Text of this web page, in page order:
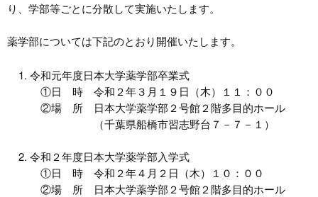
り、学部等ごとに分散して実施いたします。
薬学部については下記のとおり開催いたします。
令和元年度日本大学薬学部卒業式
①日 時 令和２年３月１９日（木）１１：００
②場 所 日本大学薬学部２号館２階多目的ホール
（千葉県船橋市習志野台７－７－１）
令和２年度日本大学薬学部入学式
①日 時 令和２年４月２日（木）１０：００
②場 所 日本大学薬学部２号館２階多目的ホール